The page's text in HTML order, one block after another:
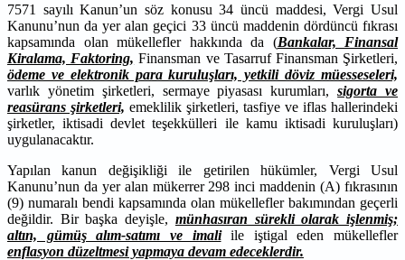
7571 sayılı Kanun’un söz konusu 34 üncü maddesi, Vergi Usul
Kanunu’nun da yer alan geçici 33 üncü maddenin dördüncü fıkrası
kapsamında olan mükellefler hakkında da (Bankalar, Finansal
Kiralama, Faktoring, Finansman ve Tasarruf Finansman Şirketleri,
ödeme ve elektronik para kuruluşları, yetkili döviz müesseseleri,
varlık yönetim şirketleri, sermaye piyasası kurumları,sigorta ve
reasürans şirketleri, emeklilik şirketleri, tasfiye ve iflas hallerindeki
şirketler, iktisadi devlet teşekkülleri ile kamu iktisadi kuruluşları)
uygulanacaktır.
Yapılan kanun değişikliği ile getirilen hükümler, Vergi Usul
Kanunu’nun da yer alan mükerrer 298 inci maddenin (A) fıkrasının
(9) numaralı bendi kapsamında olan mükellefler bakımından geçerli
değildir. Bir başka deyişle, münhasıran sürekli olarak işlenmiş;
altın, gümüş alım-satımı ve imaliile iştigal eden mükellefler
enflasyon düzeltmesi yapmaya devam edeceklerdir.